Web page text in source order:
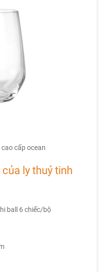
cấp ocean
của ly thuỷ tinh
ball 6 chiếc/bộ